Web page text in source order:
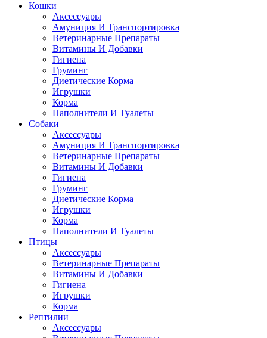
Кошки
Аксессуары
Амуниция И Транспортировка
Ветеринарные Препараты
Витамины И Добавки
Гигиена
Груминг
Диетические Корма
Игрушки
Корма
Наполнители И Туалеты
Собаки
Аксессуары
Амуниция И Транспортировка
Ветеринарные Препараты
Витамины И Добавки
Гигиена
Груминг
Диетические Корма
Игрушки
Корма
Наполнители И Туалеты
Птицы
Аксессуары
Ветеринарные Препараты
Витамины И Добавки
Гигиена
Игрушки
Корма
Рептилии
Аксессуары